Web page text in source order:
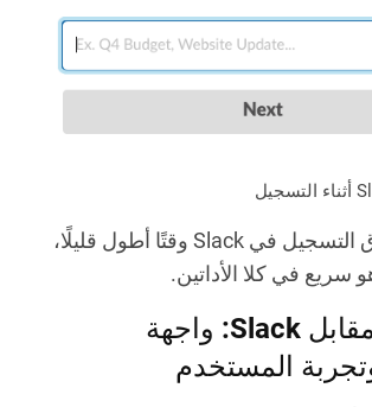
ببساطة، يستغرق التسجيل في Slack وقتًا أطول قليلًا،
سريع في كلا الأداتين.
Flowdock مقابل Slack: واجهة
المستخدم